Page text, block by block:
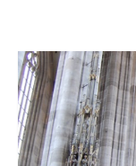
Kontakte
Links
Einrichtungen